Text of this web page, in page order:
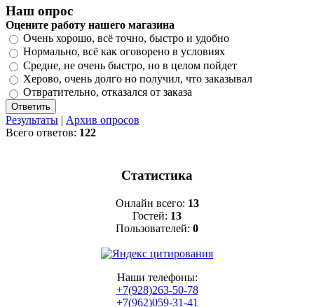
Наш опрос
Оцените работу нашего магазина
Очень хорошо, всё точно, быстро и удобно
Нормально, всё как оговорено в условиях
Средне, не очень быстро, но в целом пойдет
Херово, очень долго но получил, что заказывал
Отвратительно, отказался от заказа
Результаты | Архив опросов
Всего ответов: 122
Статистика
Онлайн всего: 13
Гостей: 13
Пользователей: 0
Наши телефоны:
+7(928)263-50-78
+7(962)059-31-41